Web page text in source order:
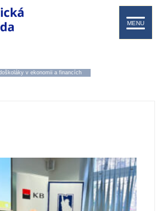
MENU
v ekonomii a financích